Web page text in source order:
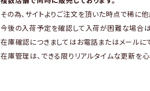
その為、サイトよりご注文を頂いた時点で稀に
今後の入荷予定を確認して入荷が困難な場合は
在庫確認につきましてはお電話またはメールに
在庫管理は、できる限りリアルタイムな更新を